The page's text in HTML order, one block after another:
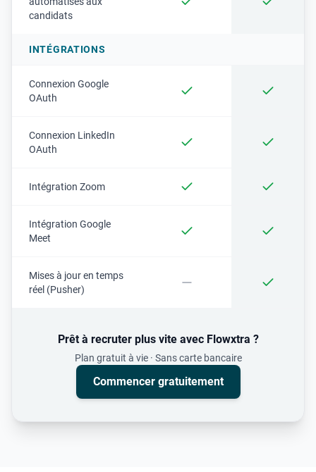
candidats
INTÉGRATIONS
Connexion Google
OAuth
Connexion LinkedIn
OAuth
Intégration Zoom
Intégration Google
Meet
Mises à jour en temps
réel (Pusher)
Prêt à recruter plus vite avec Flowxtra ?
Plan gratuit à vie· Sans carte bancaire
Commencer gratuitement